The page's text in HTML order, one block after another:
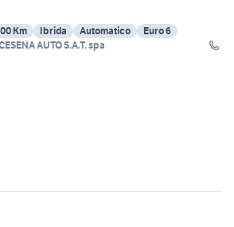
Km Ibrida Automatico
Euro 6
PULZONI CESENA AUTO S.A.T. spa